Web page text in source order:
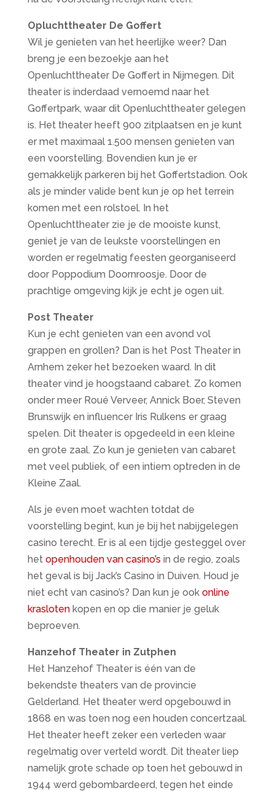
Opluchttheater De Goffert
Wil je genieten van het heerlijke weer? Dan
breng je een bezoekje aan het
Openluchttheater De Goffert in Nijmegen. Dit
theater is inderdaad vernoemd naar het
Goffertpark, waar dit Openluchttheater gelegen
is. Het theater heeft 900 zitplaatsen en je kunt
er met maximaal 1.500 mensen genieten van
een voorstelling. Bovendien kun je er
gemakkelijk parkeren bij het Goffertstadion. Ook
als je minder valide bent kun je op het terrein
komen met een rolstoel. In het
Openluchttheater zie je de mooiste kunst,
geniet je van de leukste voorstellingen en
worden er regelmatig feesten georganiseerd
door Poppodium Doornroosje. Door de
prachtige omgeving kijk je echt je ogen uit.
Post Theater
Kun je echt genieten van een avond vol
grappen en grollen? Dan is het Post Theater in
Arnhem zeker het bezoeken waard. In dit
theater vind je hoogstaand cabaret. Zo komen
onder meer Roué Verveer, Annick Boer, Steven
Brunswijk en influencer Iris Rulkens er graag
spelen. Dit theater is opgedeeld in een kleine
en grote zaal. Zo kun je genieten van cabaret
met veel publiek, of een intiem optreden in de
Kleine Zaal.
Als je even moet wachten totdat de
voorstelling begint, kun je bij het nabijgelegen
casino terecht. Er is al een tijdje gesteggel over
het openhouden van casino’s in de regio, zoals
het geval is bij Jack’s Casino in Duiven. Houd je
niet echt van casino’s? Dan kun je ookonline
krasloten kopen en op die manier je geluk
beproeven.
Hanzehof Theater in Zutphen
Het Hanzehof Theater is één van de
bekendste theaters van de provincie
Gelderland. Het theater werd opgebouwd in
1868 en was toen nog een houden concertzaal.
Het theater heeft zeker een verleden waar
regelmatig over verteld wordt. Dit theater liep
namelijk grote schade op toen het gebouwd in
1944 werd gebombardeerd, tegen het einde